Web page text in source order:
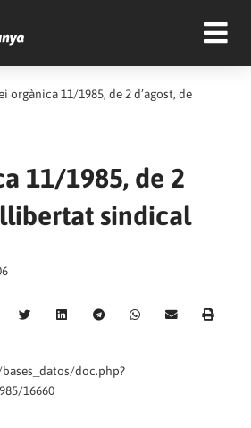
orgànica 11/1985, de 2 d’agost, de
11/1985, de 2
llibertat sindical
doc.php?
16660